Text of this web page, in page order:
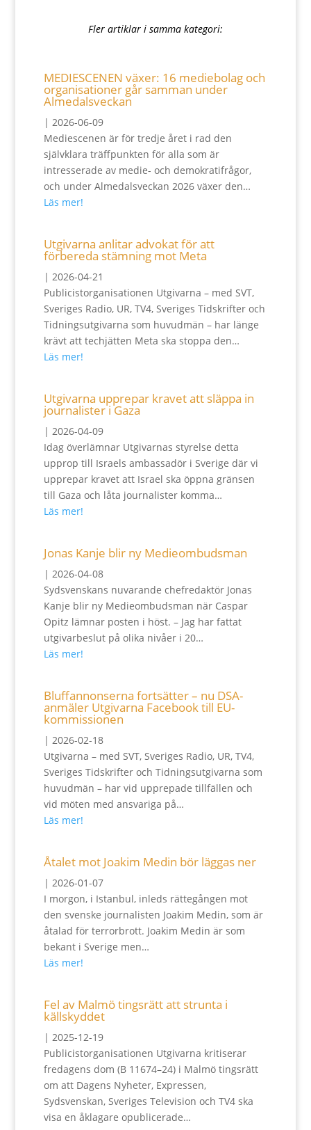
Fler artiklar i samma kategori:
MEDIESCENEN växer: 16 mediebolag och
organisationer går samman under
Almedalsveckan
| 2026-06-09
Mediescenen är för tredje året i rad den
självklara träffpunkten för alla som är
intresserade av medie- och demokratifrågor,
och under Almedalsveckan 2026 växer den…
Läs mer!
Utgivarna anlitar advokat för att
förbereda stämning mot Meta
| 2026-04-21
Publicistorganisationen Utgivarna – med SVT,
Sveriges Radio, UR, TV4, Sveriges Tidskrifter och
Tidningsutgivarna som huvudmän – har länge
krävt att techjätten Meta ska stoppa den…
Läs mer!
Utgivarna upprepar kravet att släppa in
journalister i Gaza
| 2026-04-09
Idag överlämnar Utgivarnas styrelse detta
upprop till Israels ambassadör i Sverige där vi
upprepar kravet att Israel ska öppna gränsen
till Gaza och låta journalister komma…
Läs mer!
Jonas Kanje blir ny Medieombudsman
| 2026-04-08
Sydsvenskans nuvarande chefredaktör Jonas
Kanje blir ny Medieombudsman när Caspar
Opitz lämnar posten i höst. – Jag har fattat
utgivarbeslut på olika nivåer i 20…
Läs mer!
Bluffannonserna fortsätter – nu DSA-
anmäler Utgivarna Facebook till EU-
kommissionen
| 2026-02-18
Utgivarna – med SVT, Sveriges Radio, UR, TV4,
Sveriges Tidskrifter och Tidningsutgivarna som
huvudmän – har vid upprepade tillfällen och
vid möten med ansvariga på…
Läs mer!
Åtalet mot Joakim Medin bör läggas ner
| 2026-01-07
I morgon, i Istanbul, inleds rättegången mot
den svenske journalisten Joakim Medin, som är
åtalad för terrorbrott. Joakim Medin är som
bekant i Sverige men…
Läs mer!
Fel av Malmö tingsrätt att strunta i
källskyddet
| 2025-12-19
Publicistorganisationen Utgivarna kritiserar
fredagens dom (B 11674–24) i Malmö tingsrätt
om att Dagens Nyheter, Expressen,
Sydsvenskan, Sveriges Television och TV4 ska
visa en åklagare opublicerade…